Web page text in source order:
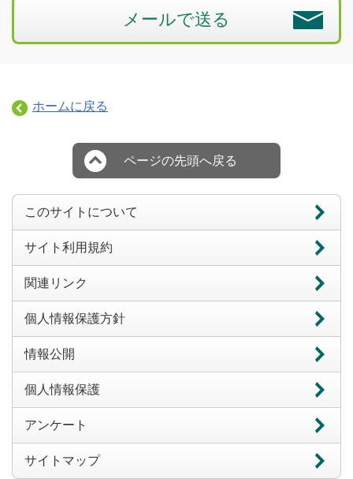
メールで送る
ホームに戻る
ページの先頭へ戻る
このサイトについて
サイト利用規約
関連リンク
個人情報保護方針
情報公開
個人情報保護
アンケート
サイトマップ